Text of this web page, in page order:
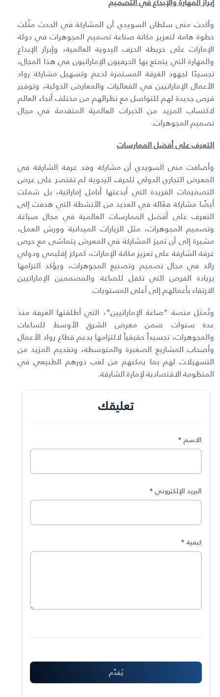
وأكدت منى سلطان السويدي أن المشاركة في الحدث مثّلت
خطوة هامة لتعزيز مكانة صناعة تصميم المجوهرات في دولة
الإمارات على خريطة الحرف اليدوية العالمية، وإبراز الإبداع
والمهارة التي يتمتع بها الحرفيون الإماراتيون في هذا المجال،
تجسيدًا لجهود الغرفة المستمرة لدعم وتسهيل مشاركة رواد
الأعمال الإماراتيين في الفعاليات والمعارض الدولية، وتوفير
فرص جديدة لهم للتواصل مع نظرائهم من مختلف أنحاء العالم
لاكتساب المزيد من الخبرات العالمية المتقدمة في مجال
تصميم المجوهرات.
التعرف على أفضل الممارسات
وأضافت منى السويدي أن مشاركة وفد غرفة الشارقة في
المعرض التجاري الدولي للحرف اليدوية لم تقتصر على عرض
التصميمات الفريدة التي أبدعتها أنامل إماراتية، بل شملت
أيضًا مشاركة فعّالة في العديد من الأنشطة التي هدفت إلى
التعرف على أفضل الممارسات العالمية في مجال صياغة
وتصميم المجوهرات، مثل الزيارات الميدانية وورش العمل،
مشيرة إلى أن تميز المشاركة في المعرض يتماشى مع حرص
غرفة الشارقة على تعزيز مكانة الإمارات، كمركز إقليمي ودولي
رائد في مجال تصميم وتصنيع المجوهرات، ويؤكد التزامها
بزيادة الفرص التي تكفل للصاغة والمصممين الإماراتيين
الارتقاء بأعمالهم إلى أعلى المستويات.
وتُمثل منصة "صاغة الإماراتيين"، التي أطلقتها الغرفة منذ
عدة سنوات ضمن معرض الشرق الأوسط للساعات
والمجوهرات، تجسيداً حقيقياً لالتزامها بدعم قطاع رواد الأعمال
وأصحاب المشاريع الصغيرة والمتوسطة، وتقديم المزيد من
التسهيلات لهم بما يمكنهم من لعب دورهم الطبيعي في
المنظومة الاقتصادية لإمارة الشارقة.
تعليقك
الاسم *
البريد الإلكتروني *
كيفية *